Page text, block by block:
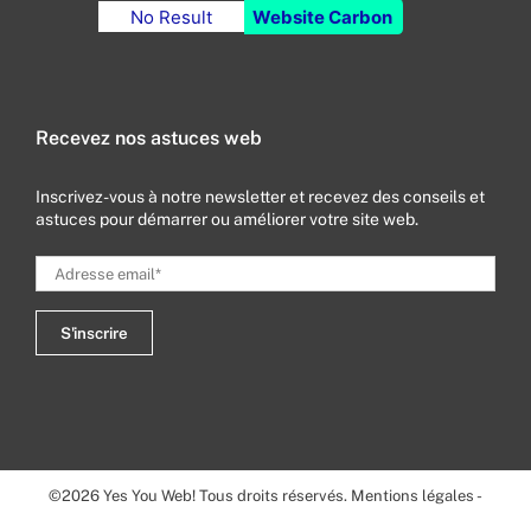
No Result Website Carbon
Recevez nos astuces web
Inscrivez-vous à notre newsletter et recevez des conseils et
astuces pour démarrer ou améliorer votre site web.
©2026 Yes You Web! Tous droits réservés. Mentions légales -